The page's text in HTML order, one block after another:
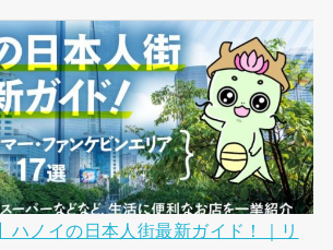
ハノイの日本人街最新ガイド！｜リ